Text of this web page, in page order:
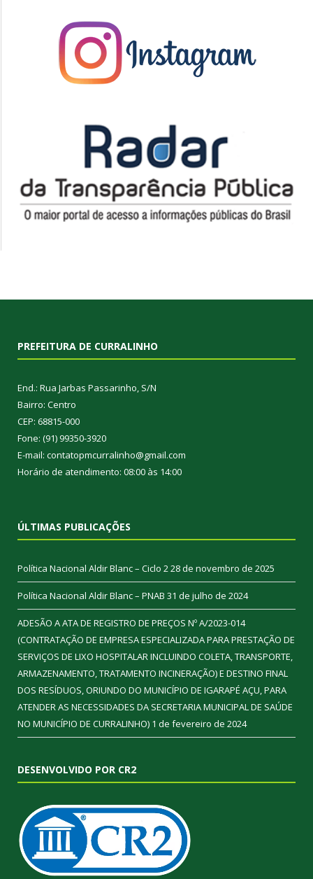
PREFEITURA DE CURRALINHO
End.: Rua Jarbas Passarinho, S/N
Bairro: Centro
CEP: 68815-000
Fone: (91) 99350-3920
E-mail: contatopmcurralinho@gmail.com
Horário de atendimento: 08:00 às 14:00
ÚLTIMAS PUBLICAÇÕES
Política Nacional Aldir Blanc – Ciclo 228 de novembro de 2025
Política Nacional Aldir Blanc – PNAB 31 de julho de 2024
ADESÃO A ATA DE REGISTRO DE PREÇOS Nº A/2023-014
(CONTRATAÇÃO DE EMPRESA ESPECIALIZADA PARA PRESTAÇÃO DE
SERVIÇOS DE LIXO HOSPITALAR INCLUINDO COLETA, TRANSPORTE,
ARMAZENAMENTO, TRATAMENTO INCINERAÇÃO) E DESTINO FINAL
DOS RESÍDUOS, ORIUNDO DO MUNICÍPIO DE IGARAPÉ AÇU, PARA
ATENDER AS NECESSIDADES DA SECRETARIA MUNICIPAL DE SAÚDE
NO MUNICÍPIO DE CURRALINHO) 1 de fevereiro de 2024
DESENVOLVIDO POR CR2